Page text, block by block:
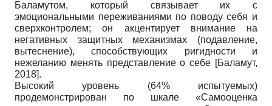
Баламутом, который связывает их с
эмоциональными переживаниями по поводу себя и
сверхконтролем; он акцентирует внимание на
негативных защитных механизмах (подавление,
вытеснение), способствующих ригидности и
нежеланию менять представление о себе [Баламут,
2018].
Высокий уровень (64% испытуемых)
продемонстрирован по шкале «Самооценка